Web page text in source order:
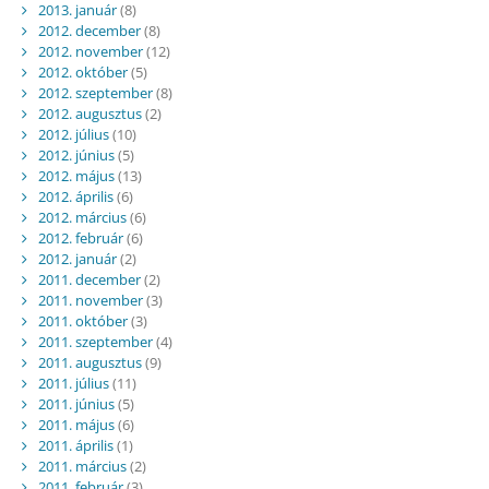
2013. január(8)
2012. december(8)
2012. november(12)
2012. október(5)
2012. szeptember(8)
2012. augusztus(2)
2012. július(10)
2012. június(5)
2012. május(13)
2012. április(6)
2012. március(6)
2012. február(6)
2012. január(2)
2011. december(2)
2011. november(3)
2011. október(3)
2011. szeptember(4)
2011. augusztus(9)
2011. július(11)
2011. június(5)
2011. május(6)
2011. április(1)
2011. március(2)